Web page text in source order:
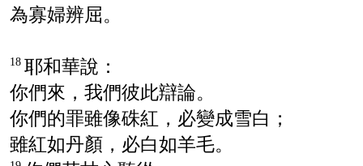
為寡婦辨屈。
18 耶和華說：
你們來，我們彼此辯論。
你們的罪雖像硃紅，必變成雪白；
雖紅如丹顏，必白如羊毛。